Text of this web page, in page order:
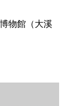
物館（大溪